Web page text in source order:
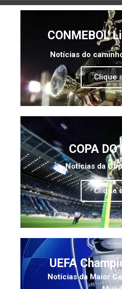
CONMEBOL
Notícias do
Clique
COPA
Notícias da
Clique
UEFA
Notícias da Maior